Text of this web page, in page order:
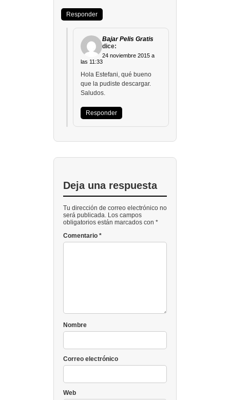
Responder
Bajar Pelis Gratis
dice:
24 noviembre 2015 a
las 11:33
Hola Estefani, qué bueno
que la pudiste descargar.
Saludos.
Responder
Deja una respuesta
Tu dirección de correo electrónico no
será publicada. Los campos
obligatorios están marcados con *
Comentario *
Nombre
Correo electrónico
Web